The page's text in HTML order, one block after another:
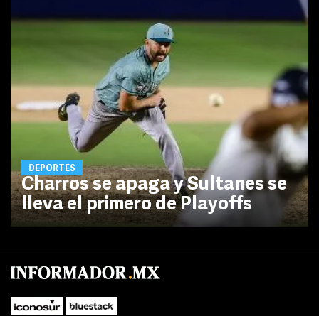
DEPORTES
Charros se apaga y Sultanes se
lleva el primero de Playoffs